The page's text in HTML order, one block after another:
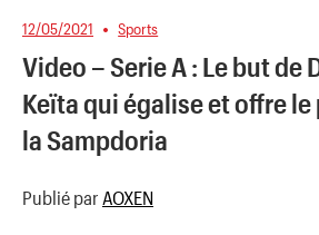
12/05/2021 Sports
Video – Serie A : Le but de
Keïta qui égalise et offre
la Sampdoria
Publié par AOXEN